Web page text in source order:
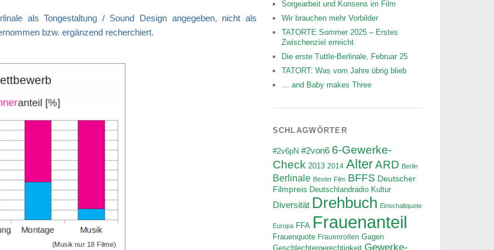
als Tongestaltung / Sound Design angegeben, nicht als
bzw. ergänzend recherchiert.
Sorgearbeit und Konsens im Film
Wir brauchen mehr Vorbilder
TATORTE Sommer 2025 – Erstes
Zwischenziel erreicht
Die erste Tuttle-Berlinale, Februar 25
TATORT: Was vom Jahre übrig blieb
… and Baby makes Three
SCHLAGWÖRTER
#2v6pN #2von6 6-Gewerke-
Check 2013 2014 Alter ARD Berlin
Berlinale Bester Film BFFS Deutscher
Filmpreis Deutschlandradio Kultur
Diversität Drehbuch Einschaltquote
Europa FFA Frauenanteil
Frauenquote Frauenrollen Gagen
Geschlechtergerechtigkeit Gewerke-